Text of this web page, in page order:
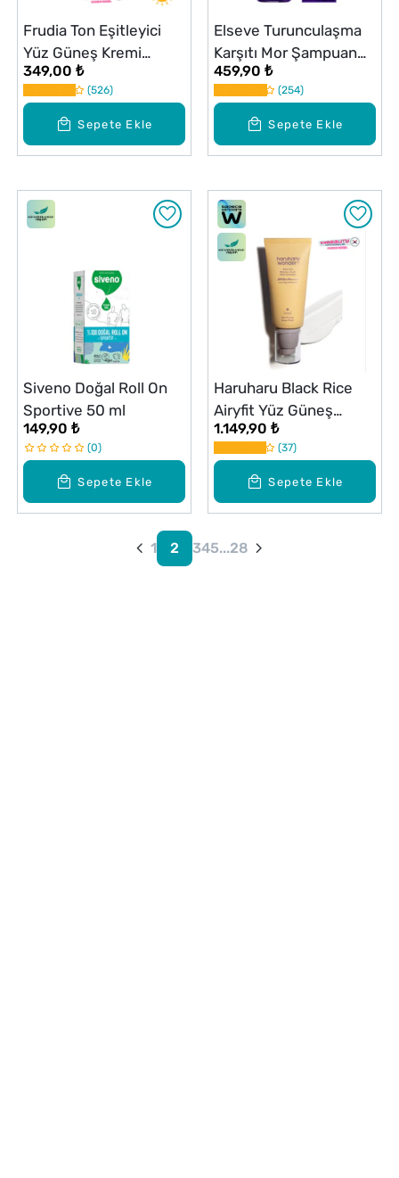
Sepete Ekle
Frudia Ton Eşitleyici
Yüz Güneş Kremi
SPF50+ PA+++ 50g
349,00 ₺
526
Sepete Ekle
Elseve Turunculaşma
Karşıtı Mor Şampuan
200 ml
459,90 ₺
254
Sepete Ekle
Siveno Doğal Roll On
Sportive 50 ml
149,90 ₺
0
Sepete Ekle
Haruharu Black Rice
Airyfit Yüz Güneş
Kremi SPF50 50 ml
1.149,90 ₺
37
1 2 345...28